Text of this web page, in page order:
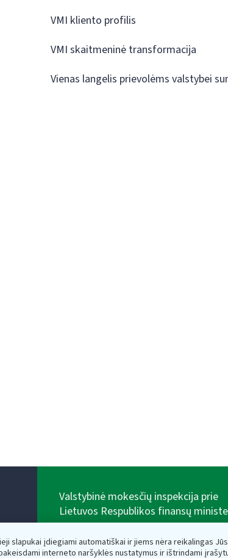
slapukai įdiegiami automatiškai ir jiems nėra reikalingas
interneto naršyklės nustatymus ir ištrindami
VMI kliento profilis
VMI skaitmeninė transformacija
Vienas langelis prievolėms valstybei
Valstybinė mokesčių inspekcija prie
Lietuvos Respublikos finansų
adresas: Vasario 16-osios g. 14, 01107 Vilnius,
el.paštas:vmi@vmi.lt, E. pristatymo dėžutės